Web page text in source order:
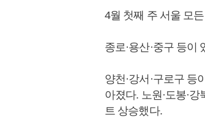
4월 첫째 주 서울 모
종로·용산·중구 등이
양천·강서·구로구 등
아졌다. 노원·도봉·
트 상승했다.